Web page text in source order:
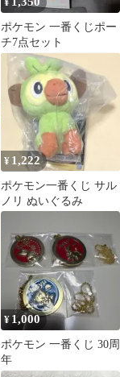
¥
ポケモン 一番くじポー
チ7点セット
¥ 1,222
ポケモン一番くじ サル
ノリ ぬいぐるみ
¥ 1,000
ポケモン 一番くじ 30周
年